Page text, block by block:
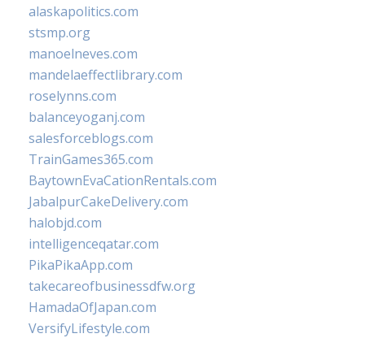
alaskapolitics.com
stsmp.org
manoelneves.com
mandelaeffectlibrary.com
roselynns.com
balanceyoganj.com
salesforceblogs.com
TrainGames365.com
BaytownEvaCationRentals.com
JabalpurCakeDelivery.com
halobjd.com
intelligenceqatar.com
PikaPikaApp.com
takecareofbusinessdfw.org
HamadaOfJapan.com
VersifyLifestyle.com